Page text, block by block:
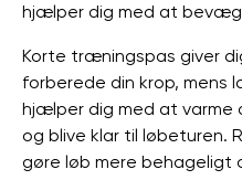
hjælper dig med at
Korte træningspas giver
forberede din krop,
hjælper dig med at varme
og blive klar til løbeturen.
gøre løb mere behageligt